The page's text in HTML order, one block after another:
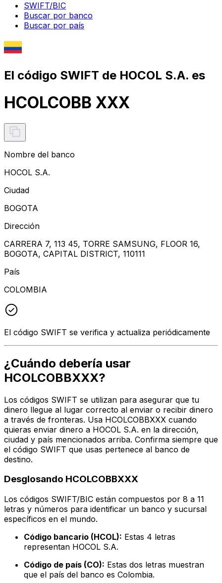
SWIFT/BIC
Buscar por banco
Buscar por país
El código SWIFT de HOCOL S.A. es
HCOLCOBB XXX
Nombre del banco
HOCOL S.A.
Ciudad
BOGOTA
Dirección
CARRERA 7, 113 45, TORRE SAMSUNG, FLOOR 16,
BOGOTA, CAPITAL DISTRICT, 110111
País
COLOMBIA
El código SWIFT se verifica y actualiza periódicamente
¿Cuándo debería usar
HCOLCOBBXXX?
Los códigos SWIFT se utilizan para asegurar que tu
dinero llegue al lugar correcto al enviar o recibir dinero
a través de fronteras. Usa HCOLCOBBXXX cuando
quieras enviar dinero a HOCOL S.A. en la dirección,
ciudad y país mencionados arriba. Confirma siempre que
el código SWIFT que usas pertenece al banco de
destino.
Desglosando HCOLCOBBXXX
Los códigos SWIFT/BIC están compuestos por 8 a 11
letras y números para identificar un banco y sucursal
específicos en el mundo.
Código bancario (HCOL): Estas 4 letras
representan HOCOL S.A.
Código de país (CO): Estas dos letras muestran
que el país del banco es Colombia.